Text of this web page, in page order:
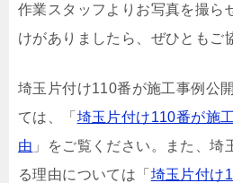
作業スタッフよりお写真を撮ら
けがありましたら、ぜひともご
埼玉片付け110番が施工事例公
ては、「 埼玉片付け110番が施
由 」をご覧ください。また、
る理由については「 埼玉片付け